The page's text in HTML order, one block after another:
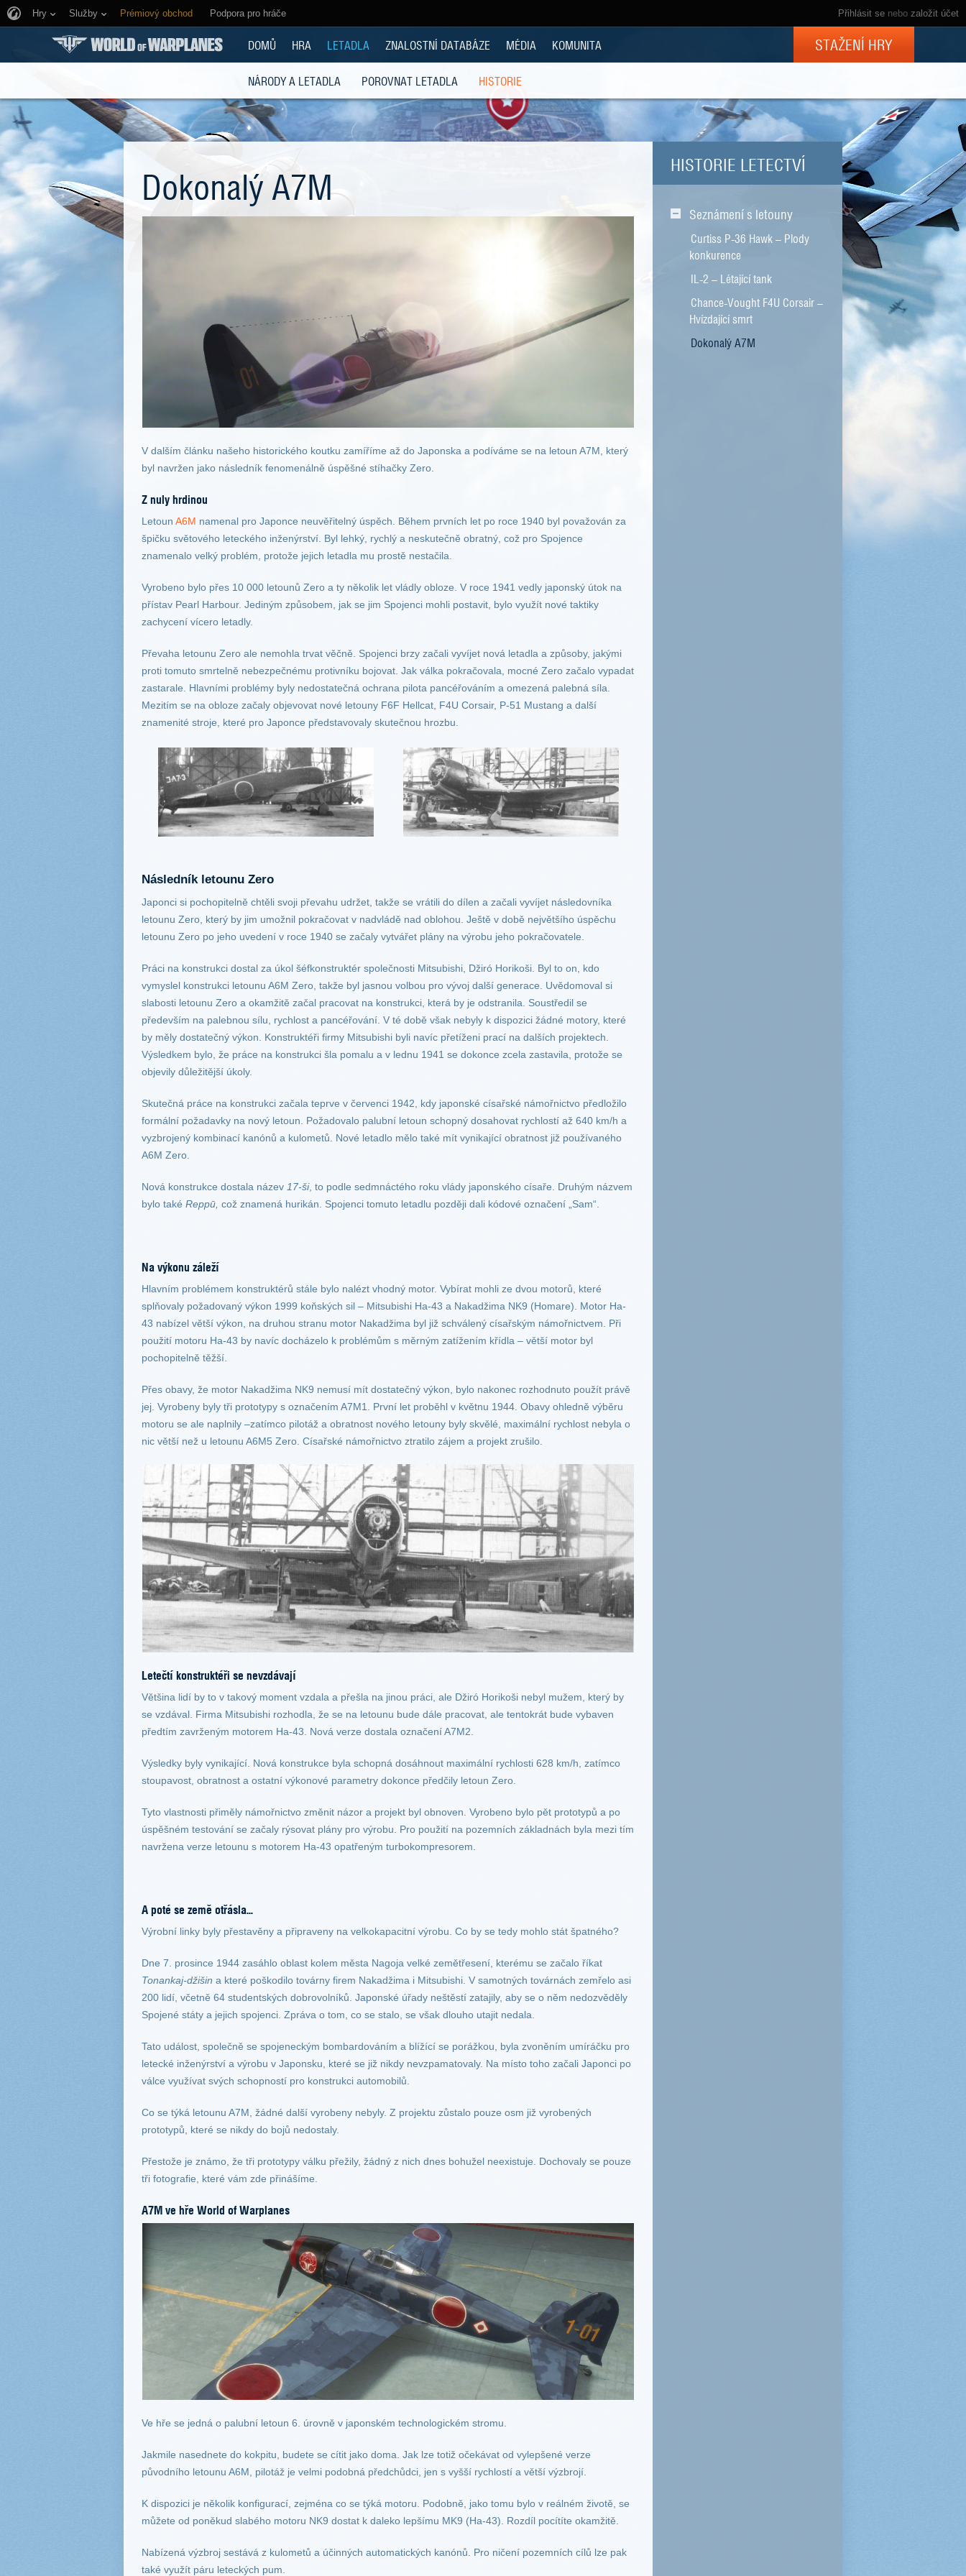
Přihlásit se nebo založit účet
Hry Služby Prémiový obchod Podpora pro hráče
DOMŮ HRA LETADLA ZNALOSTNÍ DATABÁZE MÉDIA KOMUNITA STAŽENÍ HRY
NÁRODY A LETADLA POROVNAT LETADLA HISTORIE
HISTORIE LETECTVÍ
Seznámení s letouny
Curtiss P-36 Hawk – Plody
konkurence
IL-2 – Létající tank
Chance-Vought F4U Corsair –
Hvízdající smrt
Dokonalý A7M
Dokonalý A7M
V dalším článku našeho historického koutku zamíříme až do Japonska a podíváme se na letoun A7M, který
byl navržen jako následník fenomenálně úspěšné stíhačky Zero.
Z nuly hrdinou
Letoun A6M namenal pro Japonce neuvěřitelný úspěch. Během prvních let po roce 1940 byl považován za
špičku světového leteckého inženýrství. Byl lehký, rychlý a neskutečně obratný, což pro Spojence
znamenalo velký problém, protože jejich letadla mu prostě nestačila.
Vyrobeno bylo přes 10 000 letounů Zero a ty několik let vládly obloze. V roce 1941 vedly japonský útok na
přístav Pearl Harbour. Jediným způsobem, jak se jim Spojenci mohli postavit, bylo využít nové taktiky
zachycení vícero letadly.
Převaha letounu Zero ale nemohla trvat věčně. Spojenci brzy začali vyvíjet nová letadla a způsoby, jakými
proti tomuto smrtelně nebezpečnému protivníku bojovat. Jak válka pokračovala, mocné Zero začalo vypadat
zastarale. Hlavními problémy byly nedostatečná ochrana pilota pancéřováním a omezená palebná síla.
Mezitím se na obloze začaly objevovat nové letouny F6F Hellcat, F4U Corsair, P-51 Mustang a další
znamenité stroje, které pro Japonce představovaly skutečnou hrozbu.
Následník letounu Zero
Japonci si pochopitelně chtěli svoji převahu udržet, takže se vrátili do dílen a začali vyvíjet následovníka
letounu Zero, který by jim umožnil pokračovat v nadvládě nad oblohou. Ještě v době největšího úspěchu
letounu Zero po jeho uvedení v roce 1940 se začaly vytvářet plány na výrobu jeho pokračovatele.
Práci na konstrukci dostal za úkol šéfkonstruktér společnosti Mitsubishi, Džiró Horikoši. Byl to on, kdo
vymyslel konstrukci letounu A6M Zero, takže byl jasnou volbou pro vývoj další generace. Uvědomoval si
slabosti letounu Zero a okamžitě začal pracovat na konstrukci, která by je odstranila. Soustředil se
především na palebnou sílu, rychlost a pancéřování. V té době však nebyly k dispozici žádné motory, které
by měly dostatečný výkon. Konstruktéři firmy Mitsubishi byli navíc přetíženi prací na dalších projektech.
Výsledkem bylo, že práce na konstrukci šla pomalu a v lednu 1941 se dokonce zcela zastavila, protože se
objevily důležitější úkoly.
Skutečná práce na konstrukci začala teprve v červenci 1942, kdy japonské císařské námořnictvo předložilo
formální požadavky na nový letoun. Požadovalo palubní letoun schopný dosahovat rychlostí až 640 km/h a
vyzbrojený kombinací kanónů a kulometů. Nové letadlo mělo také mít vynikající obratnost již používaného
A6M Zero.
Nová konstrukce dostala název 17-ši, to podle sedmnáctého roku vlády japonského císaře. Druhým názvem
bylo také Reppū, což znamená hurikán. Spojenci tomuto letadlu později dali kódové označení „Sam“.
Na výkonu záleží
Hlavním problémem konstruktérů stále bylo nalézt vhodný motor. Vybírat mohli ze dvou motorů, které
splňovaly požadovaný výkon 1999 koňských sil – Mitsubishi Ha-43 a Nakadžima NK9 (Homare). Motor Ha-
43 nabízel větší výkon, na druhou stranu motor Nakadžima byl již schválený císařským námořnictvem. Při
použití motoru Ha-43 by navíc docházelo k problémům s měrným zatížením křídla – větší motor byl
pochopitelně těžší.
Přes obavy, že motor Nakadžima NK9 nemusí mít dostatečný výkon, bylo nakonec rozhodnuto použít právě
jej. Vyrobeny byly tři prototypy s označením A7M1. První let proběhl v květnu 1944. Obavy ohledně výběru
motoru se ale naplnily –zatímco pilotáž a obratnost nového letouny byly skvělé, maximální rychlost nebyla o
nic větší než u letounu A6M5 Zero. Císařské námořnictvo ztratilo zájem a projekt zrušilo.
Letečtí konstruktéři se nevzdávají
Většina lidí by to v takový moment vzdala a přešla na jinou práci, ale Džiró Horikoši nebyl mužem, který by
se vzdával. Firma Mitsubishi rozhodla, že se na letounu bude dále pracovat, ale tentokrát bude vybaven
předtím zavrženým motorem Ha-43. Nová verze dostala označení A7M2.
Výsledky byly vynikající. Nová konstrukce byla schopná dosáhnout maximální rychlosti 628 km/h, zatímco
stoupavost, obratnost a ostatní výkonové parametry dokonce předčily letoun Zero.
Tyto vlastnosti přiměly námořnictvo změnit názor a projekt byl obnoven. Vyrobeno bylo pět prototypů a po
úspěšném testování se začaly rýsovat plány pro výrobu. Pro použití na pozemních základnách byla mezi tím
navržena verze letounu s motorem Ha-43 opatřeným turbokompresorem.
A poté se země otřásla...
Výrobní linky byly přestavěny a připraveny na velkokapacitní výrobu. Co by se tedy mohlo stát špatného?
Dne 7. prosince 1944 zasáhlo oblast kolem města Nagoja velké zemětřesení, kterému se začalo říkat
Tonankaj-džišin a které poškodilo továrny firem Nakadžima i Mitsubishi. V samotných továrnách zemřelo asi
200 lidí, včetně 64 studentských dobrovolníků. Japonské úřady neštěstí zatajily, aby se o něm nedozvěděly
Spojené státy a jejich spojenci. Zpráva o tom, co se stalo, se však dlouho utajit nedala.
Tato událost, společně se spojeneckým bombardováním a blížící se porážkou, byla zvoněním umíráčku pro
letecké inženýrství a výrobu v Japonsku, které se již nikdy nevzpamatovaly. Na místo toho začali Japonci po
válce využívat svých schopností pro konstrukci automobilů.
Co se týká letounu A7M, žádné další vyrobeny nebyly. Z projektu zůstalo pouze osm již vyrobených
prototypů, které se nikdy do bojů nedostaly.
Přestože je známo, že tři prototypy válku přežily, žádný z nich dnes bohužel neexistuje. Dochovaly se pouze
tři fotografie, které vám zde přinášíme.
A7M ve hře World of Warplanes
Ve hře se jedná o palubní letoun 6. úrovně v japonském technologickém stromu.
Jakmile nasednete do kokpitu, budete se cítit jako doma. Jak lze totiž očekávat od vylepšené verze
původního letounu A6M, pilotáž je velmi podobná předchůdci, jen s vyšší rychlostí a větší výzbrojí.
K dispozici je několik konfigurací, zejména co se týká motoru. Podobně, jako tomu bylo v reálném životě, se
můžete od poněkud slabého motoru NK9 dostat k daleko lepšímu MK9 (Ha-43). Rozdíl pocítíte okamžitě.
Nabízená výzbroj sestává z kulometů a účinných automatických kanónů. Pro ničení pozemních cílů lze pak
také využít páru leteckých pum.